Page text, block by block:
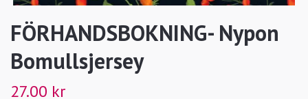
FÖRHANDSBOKNING- Nypon
Bomullsjersey
27.00 kr